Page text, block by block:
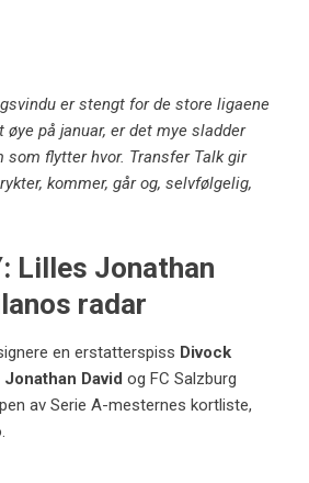
er stengt for de store ligaene
øye på januar, er det mye sladder
som flytter hvor. Transfer Talk gir
kommer, går og, selvfølgelig,
Lilles Jonathan
radar
en erstatterspiss Divock
Jonathan David og FC Salzburg
av Serie A-mesternes kortliste,